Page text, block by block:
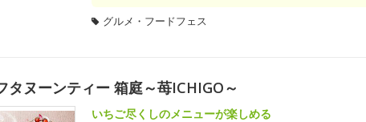
グルメ・フードフェス
タヌーンティー 箱庭～苺ICHIGO～
いちご尽くしのメニューが楽しめる